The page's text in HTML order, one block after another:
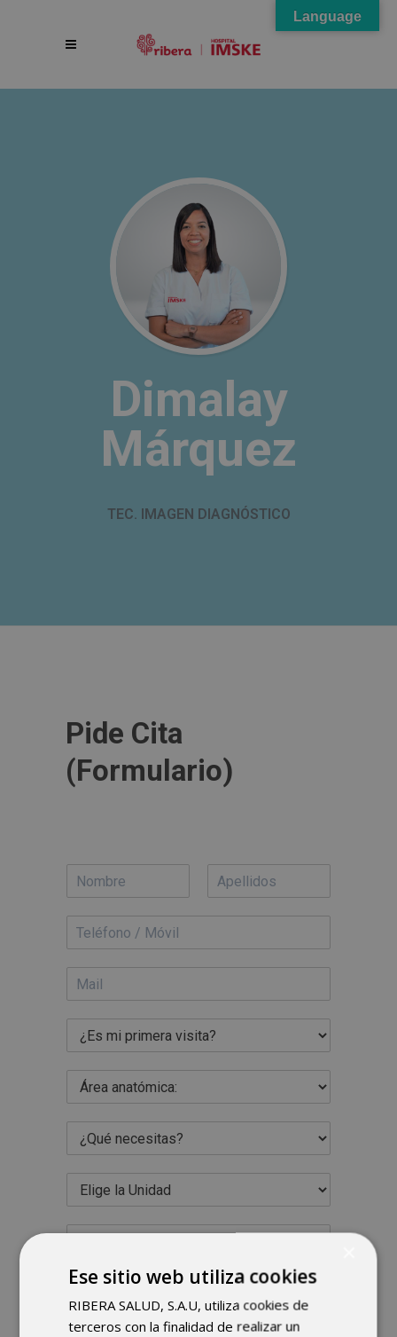
Dimalay
Márquez
TEC. IMAGEN DIAGNÓSTICO
Pide Cita
(Formulario)
He leído y acepto los términos y
condiciones de lapolítica de privacidad
Language
Ese sitio web utiliza cookies
RIBERA SALUD, S.A.U, utiliza cookies de
terceros con la finalidad de realizar un